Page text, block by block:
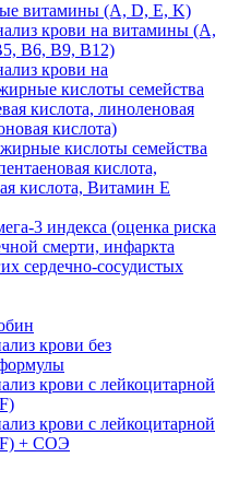
витамины (A, D, E, K)
крови на витамины (A,
B6, В9, B12)
крови на
кислоты семейства
кислота, линоленовая
кислота)
кислоты семейства
кислота,
кислота, Витамин E
3 индекса (оценка риска
смерти, инфаркта
сердечно-сосудистых
крови без
крови с лейкоцитарной
крови с лейкоцитарной
+ СОЭ